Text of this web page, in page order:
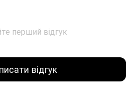
перший відгук
відгук